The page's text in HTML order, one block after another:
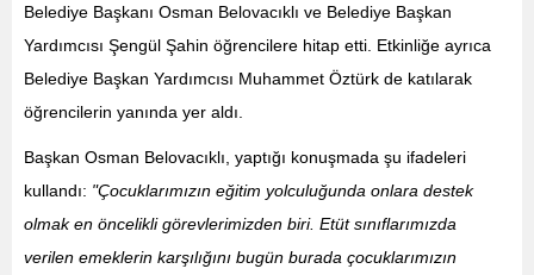
Belediye Başkanı Osman Belovacıklı ve Belediye Başkan
Yardımcısı Şengül Şahin öğrencilere hitap etti. Etkinliğe ayrıca
Belediye Başkan Yardımcısı Muhammet Öztürk de katılarak
öğrencilerin yanında yer aldı.
Başkan Osman Belovacıklı, yaptığı konuşmada şu ifadeleri
kullandı: "Çocuklarımızın eğitim yolculuğunda onlara destek
olmak en öncelikli görevlerimizden biri. Etüt sınıflarımızda
verilen emeklerin karşılığını bugün burada çocuklarımızın